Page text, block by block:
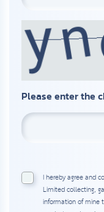
Please enter the
I hereby agree and
Limited collecting,
information of mine